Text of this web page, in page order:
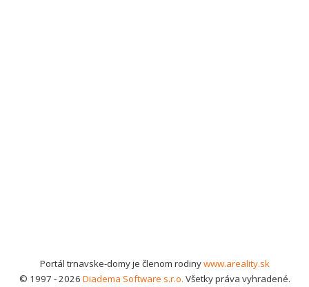
Portál trnavske-domy je členom rodinywww.areality.sk
© 1997 - 2026 Diadema Software s.r.o. Všetky práva vyhradené.